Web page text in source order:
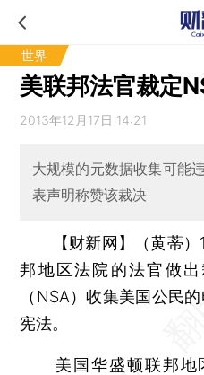
世界
美联邦法官裁定
2013年12月17日 14:21
大规模的元数据收集可能
表声明称赞该裁决
【财新网】（黄蒂）
邦地区法院的法官做
（NSA）收集美国公民
宪法。
美国华盛顿联邦地